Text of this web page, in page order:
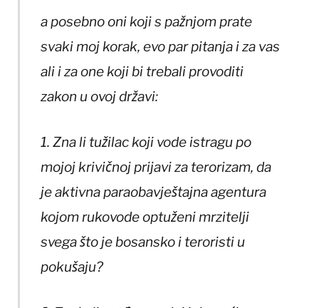
a posebno oni koji s pažnjom prate
svaki moj korak, evo par pitanja i za vas
ali i za one koji bi trebali provoditi
zakon u ovoj državi:
1. Zna li tužilac koji vode istragu po
mojoj krivičnoj prijavi za terorizam, da
je aktivna paraobavještajna agentura
kojom rukovode optuženi mrzitelji
svega što je bosansko i teroristi u
pokušaju?